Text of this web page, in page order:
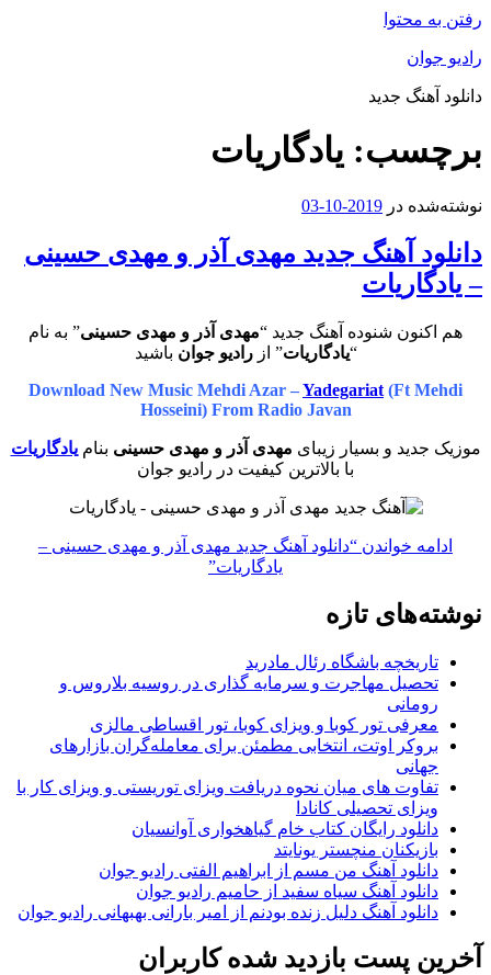
رفتن به محتوا
رادیو جوان
دانلود آهنگ جدید
برچسب: یادگاریات
نوشته‌شده در 2019-10-03
دانلود آهنگ جدید مهدی آذر و مهدی حسینی
– یادگاریات
هم اکنون شنوده آهنگ جدید “مهدی آذر و مهدی حسینی” به نام
“یادگاریات” ازرادیو جوان باشید
Download New Music Mehdi Azar –Yadegariat (Ft Mehdi
Hosseini) From Radio Javan
موزیک جدید و بسیار زیبای مهدی آذر و مهدی حسینی بنامیادگاریات
با بالاترین کیفیت در رادیو جوان
ادامه خواندن “دانلود آهنگ جدید مهدی آذر و مهدی حسینی –
یادگاریات”
نوشته‌های تازه
تاریخچه باشگاه رئال مادرید
تحصیل مهاجرت و سرمایه گذاری در روسیه بلاروس و
رومانی
معرفی تور کوبا و ویزای کوبا، تور اقساطی مالزی
بروکر اوتت، انتخابی مطمئن برای معامله‌گران بازارهای
جهانی
تفاوت های میان نحوه دریافت ویزای توریستی و ویزای کار با
ویزای تحصیلی کانادا
دانلود رایگان کتاب خام گیاهخواری آوانسیان
بازیکنان منچستر یونایتد
دانلود آهنگ من مسم از ابراهیم الفتی رادیو جوان
دانلود آهنگ سیاه سفید از حامیم رادیو جوان
دانلود آهنگ دلیل زنده بودنم از امیر بارانی بهبهانی رادیو جوان
آخرین پست بازدید شده کاربران